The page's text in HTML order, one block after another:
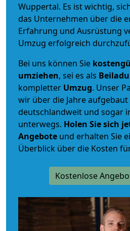
Wuppertal. Es ist wichtig,
das Unternehmen über die
Erfahrung und Ausrüstung
Umzug erfolgreich
Bei uns können Sie
umziehen, sei es als
kompletter Umzug. Unser
wir über die Jahre
deutschlandweit und sogar
unterwegs. Holen Sie sich
Angebote und erhalten Sie
Überblick über die Kosten
Kostenlose